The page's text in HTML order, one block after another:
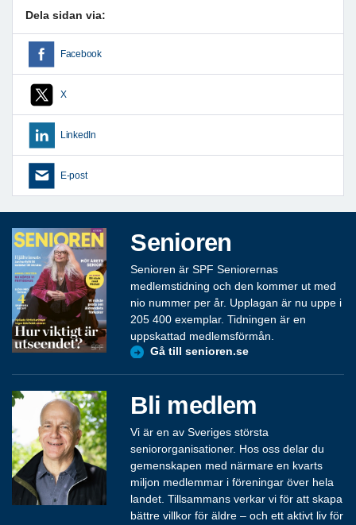
Dela sidan via:
Facebook
X
LinkedIn
E-post
Senioren
Senioren är SPF Seniorernas
medlemstidning och den kommer ut med
nio nummer per år. Upplagan är nu uppe i
205 400 exemplar. Tidningen är en
uppskattad medlemsförmån.
Gå till senioren.se
Bli medlem
Vi är en av Sveriges största
seniororganisationer. Hos oss delar du
gemenskapen med närmare en kvarts
miljon medlemmar i föreningar över hela
landet. Tillsammans verkar vi för att skapa
bättre villkor för äldre – och ett aktivt liv för